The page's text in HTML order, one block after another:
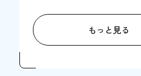
世界遺産「平等院」
任天堂の世界に浸
ージアム（事前予約
餃子専門店「京都
もっと見る